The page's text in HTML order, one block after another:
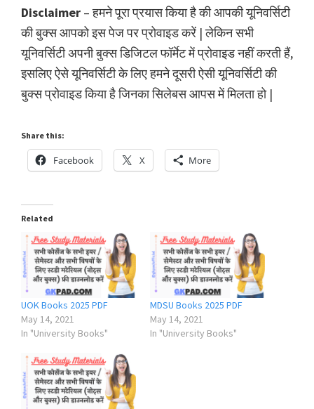
Disclaimer – हमने पूरा प्रयास किया है की आपकी यूनिवर्सिटी
की बुक्स आपको इस पेज पर प्रोवाइड करें | लेकिन सभी
यूनिवर्सिटी अपनी बुक्स डिजिटल फॉर्मेट में प्रोवाइड नहीं करती हैं,
इसलिए ऐसे यूनिवर्सिटी के लिए हमने दूसरी ऐसी यूनिवर्सिटी की
बुक्स प्रोवाइड किया है जिनका सिलेबस आपस में मिलता हो |
Share this:
Facebook X More
Related
UOK Books 2025 PDF
May 14, 2021
In "University Books"
MDSU Books 2025 PDF
May 14, 2021
In "University Books"